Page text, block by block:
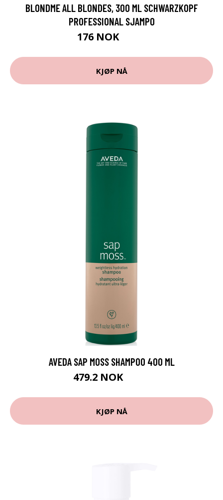
BLONDME ALL BLONDES, 300 ML SCHWARZKOPF
PROFESSIONAL SJAMPO
176 NOK
KJØP NÅ
AVEDA SAP MOSS SHAMPOO 400 ML
479.2 NOK
KJØP NÅ